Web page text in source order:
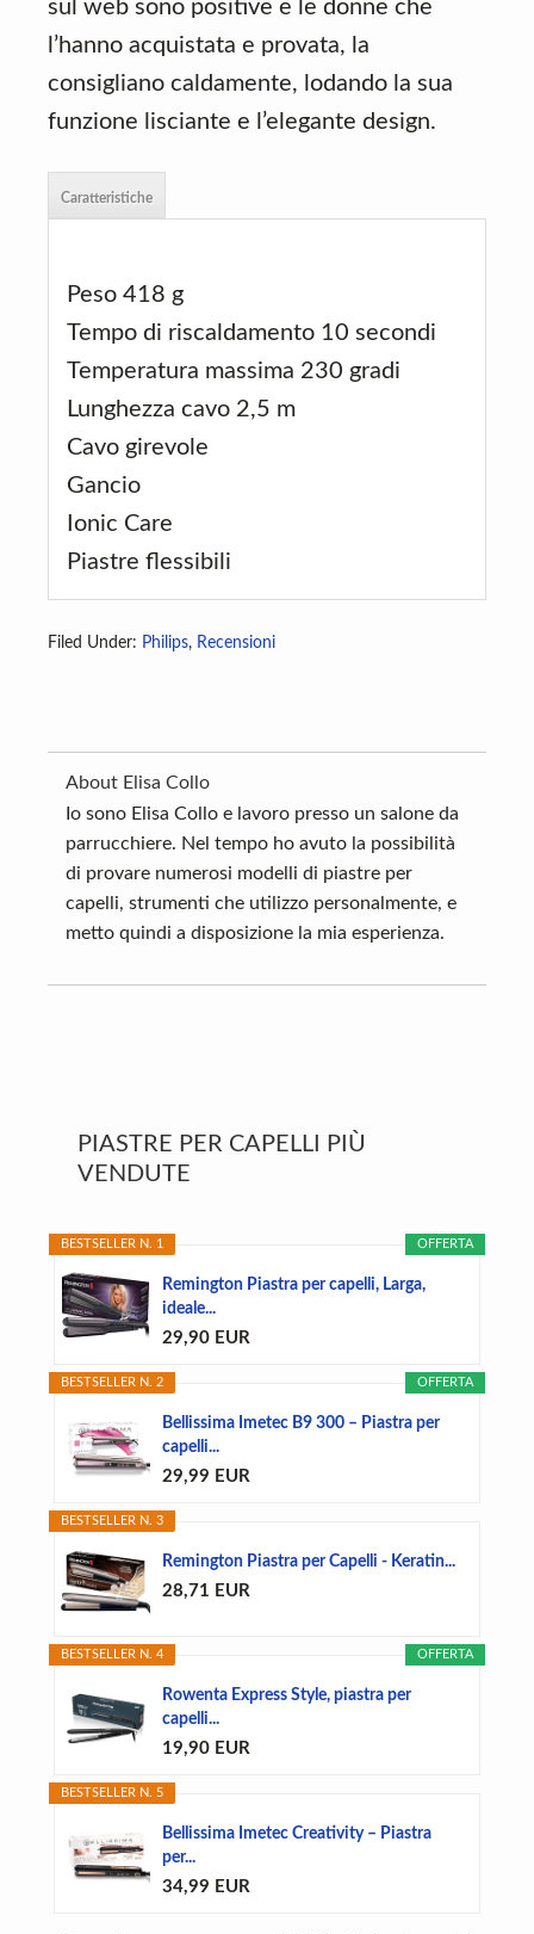
sul web sono positive e le donne che
l’hanno acquistata e provata, la
consigliano caldamente, lodando la sua
funzione lisciante e l’elegante design.
Caratteristiche
Peso 418 g
Tempo di riscaldamento 10 secondi
Temperatura massima 230 gradi
Lunghezza cavo 2,5 m
Cavo girevole
Gancio
Ionic Care
Piastre flessibili
Filed Under: Philips, Recensioni
About Elisa Collo
Io sono Elisa Collo e lavoro presso un salone da
parrucchiere. Nel tempo ho avuto la possibilità
di provare numerosi modelli di piastre per
capelli, strumenti che utilizzo personalmente, e
metto quindi a disposizione la mia esperienza.
Primary
Sidebar
PIASTRE PER CAPELLI PIÙ
VENDUTE
OFFERTA
BESTSELLER N. 1
Remington Piastra per capelli, Larga,
ideale...
29,90 EUR
OFFERTA
BESTSELLER N. 2
Bellissima Imetec B9 300 – Piastra per
capelli...
29,99 EUR
BESTSELLER N. 3
Remington Piastra per Capelli - Keratin...
28,71 EUR
OFFERTA
BESTSELLER N. 4
Rowenta Express Style, piastra per
capelli...
19,90 EUR
BESTSELLER N. 5
Bellissima Imetec Creativity – Piastra
per...
34,99 EUR